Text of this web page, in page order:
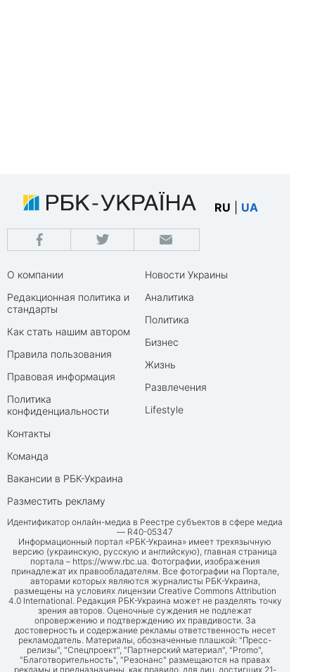
RU UA
О компании
Редакционная политика и
стандарты
Как стать нашим автором
Правила пользования
Правовая информация
Политика
конфиденциальности
Контакты
Команда
Вакансии в РБК-Украина
Разместить рекламу
Новости Украины
Аналитика
Политика
Бизнес
Жизнь
Развлечения
Lifestyle
Идентификатор онлайн-медиа в Реестре субъектов в сфере медиа
— R40-05347
Информационный портал «РБК-Украина» имеет трехязычную
версию (украинскую, русскую и английскую), главная страница
портала – https://www.rbc.ua. Фотографии, изображения
принадлежат их правообладателям. Все фотографии на Портале,
авторами которых являются журналисты РБК-Украина,
размещены на условиях лицензии Creative Commons Attribution
4.0 International. Редакция РБК-Украина может не разделять точку
зрения авторов. Оценочные суждения не подлежат
опровержению и подтверждению их правдивости. За
достоверность и содержание рекламы ответственность несет
рекламодатель. Материалы, обозначенные плашкой: "Пресс-
релизы", "Спецпроект", "Партнерский материал", "Promo",
"Благотворительность", "Резонанс" размещаются на правах
рекламы и предназначены, как правило, для лиц, достигших 21-